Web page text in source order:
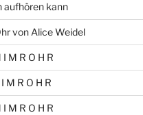
aufhören kann
von Alice Weidel
I M R O H R
M R O H R
I M R O H R